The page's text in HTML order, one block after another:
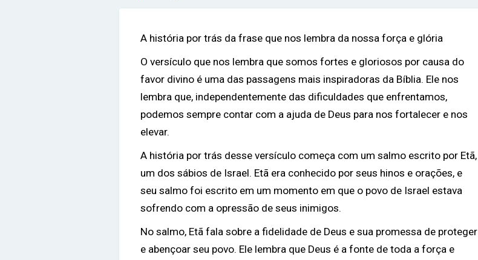
A história por trás da frase que nos lembra da nossa força e glória
O versículo que nos lembra que somos fortes e gloriosos por causa do
favor divino é uma das passagens mais inspiradoras da Bíblia. Ele nos
lembra que, independentemente das dificuldades que enfrentamos,
podemos sempre contar com a ajuda de Deus para nos fortalecer e nos
elevar.
A história por trás desse versículo começa com um salmo escrito por Etã,
um dos sábios de Israel. Etã era conhecido por seus hinos e orações, e
seu salmo foi escrito em um momento em que o povo de Israel estava
sofrendo com a opressão de seus inimigos.
No salmo, Etã fala sobre a fidelidade de Deus e sua promessa de proteger
e abençoar seu povo. Ele lembra que Deus é a fonte de toda a força e